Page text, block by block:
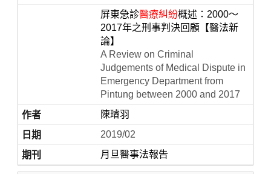
屏東急診醫療糾紛概述：2000～
2017年之刑事判決回顧【醫法新
論】
A Review on Criminal
Judgements of Medical Dispute in
Emergency Department from
Pintung between 2000 and 2017
陳璿羽
2019/02
月旦醫事法報告